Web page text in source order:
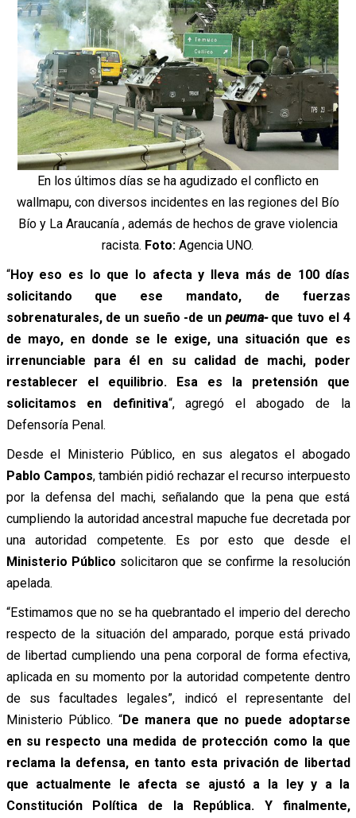
En los últimos días se ha agudizado el conflicto en
wallmapu, con diversos incidentes en las regiones del Bío
Bío y La Araucanía , además de hechos de grave violencia
racista. Foto: Agencia UNO.
“Hoy eso es lo que lo afecta y lleva más de 100 días
solicitando que ese mandato, de fuerzas
sobrenaturales, de un sueño -de un peuma-que tuvo el 4
de mayo, en donde se le exige, una situación que es
irrenunciable para él en su calidad de machi, poder
restablecer el equilibrio. Esa es la pretensión que
solicitamos en definitiva“, agregó el abogado de la
Defensoría Penal.
Desde el Ministerio Público, en sus alegatos el abogado
Pablo Campos, también pidió rechazar el recurso interpuesto
por la defensa del machi, señalando que la pena que está
cumpliendo la autoridad ancestral mapuche fue decretada por
una autoridad competente. Es por esto que desde el
Ministerio Público solicitaron que se confirme la resolución
apelada.
“Estimamos que no se ha quebrantado el imperio del derecho
respecto de la situación del amparado, porque está privado
de libertad cumpliendo una pena corporal de forma efectiva,
aplicada en su momento por la autoridad competente dentro
de sus facultades legales”, indicó el representante del
Ministerio Público. “De manera que no puede adoptarse
en su respecto una medida de protección como la que
reclama la defensa, en tanto esta privación de libertad
que actualmente le afecta se ajustó a la ley y a la
Constitución Política de la República. Y finalmente,